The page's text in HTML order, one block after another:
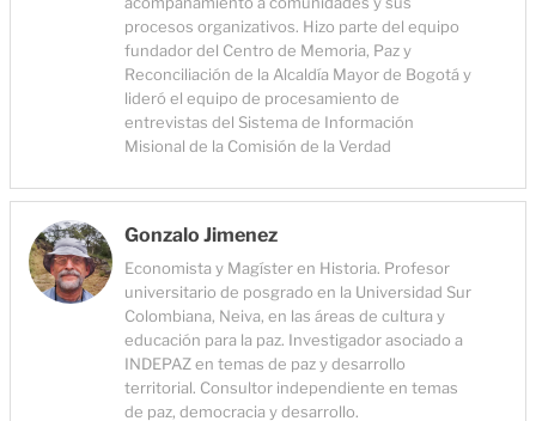
procesos organizativos. Hizo parte del equipo
fundador del Centro de Memoria, Paz y
Reconciliación de la Alcaldía Mayor de Bogotá y
lideró el equipo de procesamiento de
entrevistas del Sistema de Información
Misional de la Comisión de la Verdad
Gonzalo Jimenez
Economista y Magíster en Historia. Profesor
universitario de posgrado en la Universidad Sur
Colombiana, Neiva, en las áreas de cultura y
educación para la paz. Investigador asociado a
INDEPAZ en temas de paz y desarrollo
territorial. Consultor independiente en temas
de paz, democracia y desarrollo.